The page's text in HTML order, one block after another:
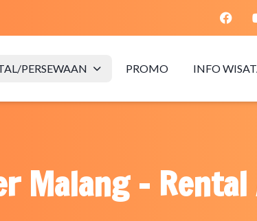
PERSEWAAN PROMO INFO
Malang -